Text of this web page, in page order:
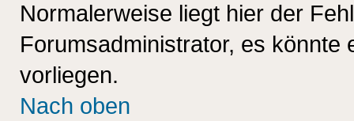
Normalerweise liegt hier der
Forumsadministrator, es könnte
vorliegen.
Nach oben